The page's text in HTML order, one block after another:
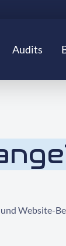
Audits
Website-